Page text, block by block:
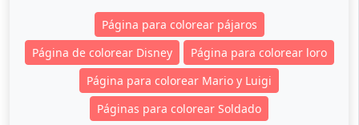
Página para colorear pájaros
Página de colorear Disney
Página para colorear loro
Página para colorear Mario y Luigi
Páginas para colorear Soldado